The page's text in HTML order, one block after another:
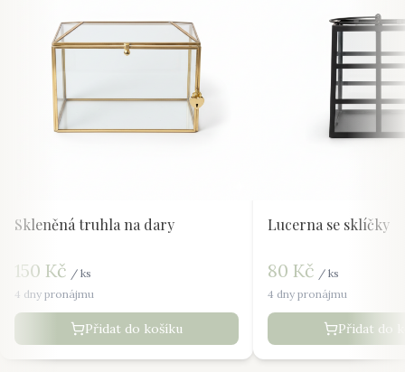
Skleněná truhla na dary
150 Kč / ks
4 dny pronájmu
Přidat do košíku
Lucerna se sklíčky
80 Kč / ks
4 dny pronájmu
Přidat do